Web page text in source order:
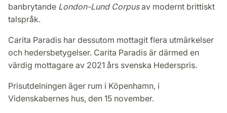
banbrytande London-Lund Corpusav modernt brittiskt
talspråk.
Carita Paradis har dessutom mottagit flera utmärkelser
och hedersbetygelser. Carita Paradis är därmed en
värdig mottagare av 2021 års svenska Hederspris.
Prisutdelningen äger rum i Köpenhamn, i
Videnskabernes hus, den 15 november.